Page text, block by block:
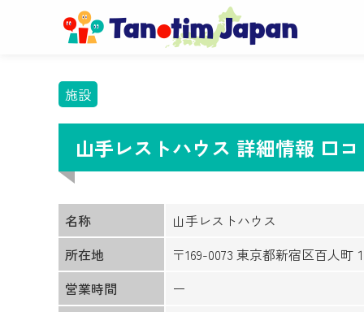
施設
山手レストハウス 詳細情報 口
名称
山手レストハウス
所在地
〒169-0073 東京都新宿区百人
営業時間
ー